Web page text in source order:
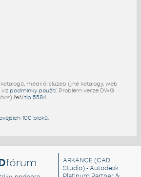
médií či služeb (jiné katalogy, web
podmínky použití. Problém verze DWG
) řešítip 5584.
100 bloků.
fórum ARKANCE (CAD
Studio) - Autodesk